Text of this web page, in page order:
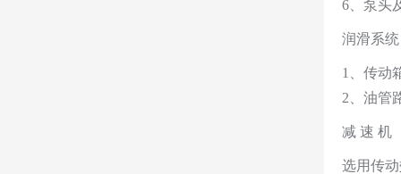
6、泵头
润滑系统
1、传动
2、油管
减 速 机
选用传